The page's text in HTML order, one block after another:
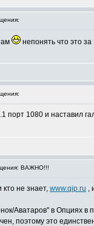
непонять что это за
1080 и наставил
ВАЖНО!!!
кто не знает, www.qip.ru ,
Аватаров" в
поэтому это